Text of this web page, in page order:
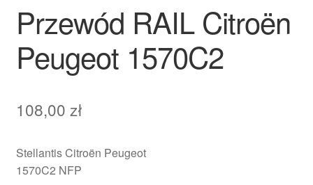
Zamówienia
Zasady i warunki
Przewód RAIL Citroën
Peugeot 1570C2
108,00 zł
Stellantis Citroën Peugeot
1570C2 NFP